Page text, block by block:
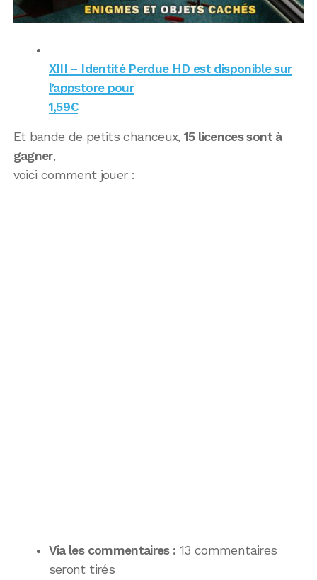
XIII – Identité Perdue HD est disponible sur
l’appstore pour
1,59€
Et bande de petits chanceux,15 licences sont à
gagner,
voici comment jouer :
Via les commentaires : 13 commentaires
seront tirés